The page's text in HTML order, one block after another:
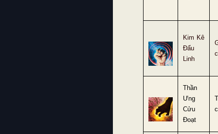
Kim Kê
Đẩu
Linh
Thần
Ưng
Cửu
Đoạt